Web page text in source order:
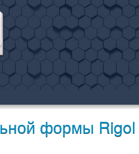
формы